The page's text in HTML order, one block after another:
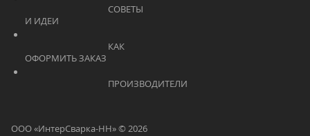
ООО «ИнтерСварка-НН» © 2026